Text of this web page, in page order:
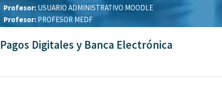
Profesor: USUARIO ADMINISTRATIVO MOODLE
Profesor: PROFESOR MEDF
Pagos Digitales y Banca Electrónica